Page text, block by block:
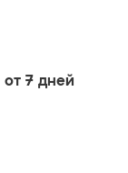
от 7 дней